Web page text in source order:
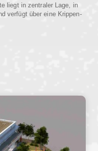
liegt in zentraler Lage, in
verfügt über eine Krippen-